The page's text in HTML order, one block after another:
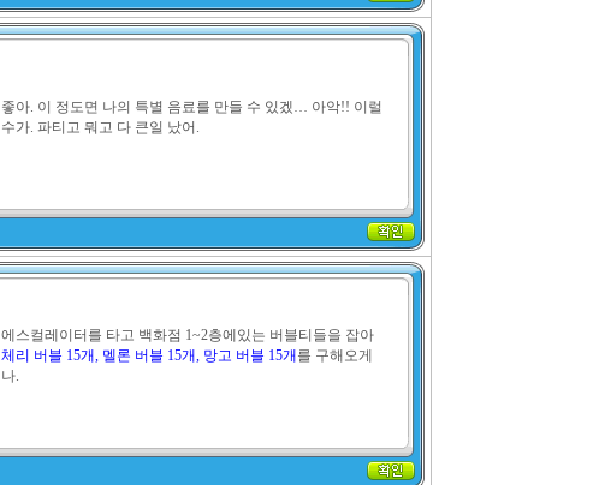
좋아. 이 정도면 나의 특별 음료를 만들 수 있겠… 아악!! 이럴
수가. 파티고 뭐고 다 큰일 났어.
체리 버블 15개, 멜론 버블 15개, 망고 버블 15개 를 구해오게
나.